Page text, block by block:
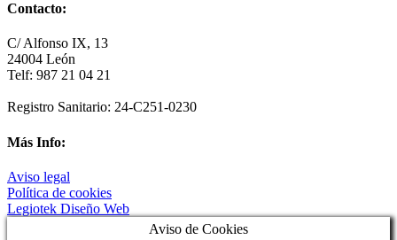
Contacto:
C/ Alfonso IX, 13
24004 León
Telf: 987 21 04 21
Registro Sanitario: 24-C251-0230
Más Info:
Aviso legal
Política de cookies
Legiotek Diseño Web
Aviso de Cookies